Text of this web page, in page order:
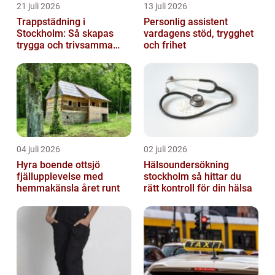
21 juli 2026
Trappstädning i
Stockholm: Så skapas
trygga och trivsamma
13 juli 2026
Personlig assistent
vardagens stöd, trygghet
och frihet
04 juli 2026
Hyra boende ottsjö
fjällupplevelse med
hemmakänsla året runt
02 juli 2026
Hälsoundersökning
stockholm så hittar du
rätt kontroll för din hälsa